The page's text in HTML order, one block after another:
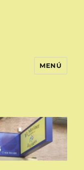
MENÚ